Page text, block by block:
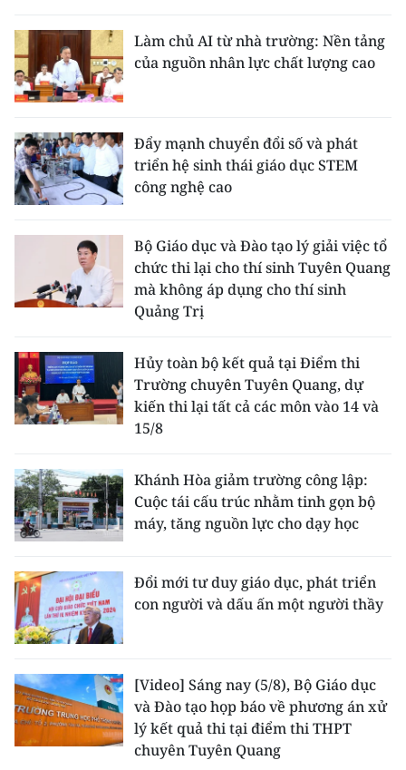
Làm chủ AI từ nhà trường: Nền tảng
của nguồn nhân lực chất lượng cao
Đẩy mạnh chuyển đổi số và phát
triển hệ sinh thái giáo dục STEM
công nghệ cao
Bộ Giáo dục và Đào tạo lý giải việc tổ
chức thi lại cho thí sinh Tuyên Quang
mà không áp dụng cho thí sinh
Quảng Trị
Hủy toàn bộ kết quả tại Điểm thi
Trường chuyên Tuyên Quang, dự
kiến thi lại tất cả các môn vào 14 và
15/8
Khánh Hòa giảm trường công lập:
Cuộc tái cấu trúc nhằm tinh gọn bộ
máy, tăng nguồn lực cho dạy học
Đổi mới tư duy giáo dục, phát triển
con người và dấu ấn một người thầy
[Video] Sáng nay (5/8), Bộ Giáo dục
và Đào tạo họp báo về phương án xử
lý kết quả thi tại điểm thi THPT
chuyên Tuyên Quang